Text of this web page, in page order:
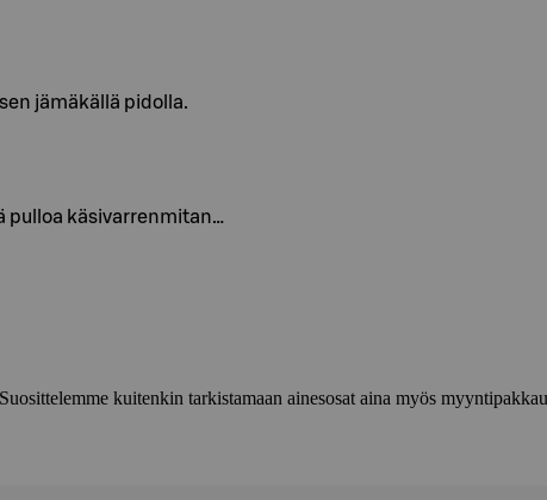
jämäkällä pidolla.
pulloa käsivarrenmitan…
kuitenkin tarkistamaan ainesosat aina myös